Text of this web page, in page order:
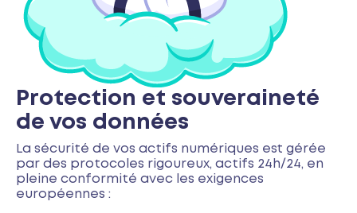
Protection et souveraineté
de vos données
La sécurité de vos actifs numériques est gérée
par des protocoles rigoureux, actifs 24h/24, en
pleine conformité avec les exigences
européennes :